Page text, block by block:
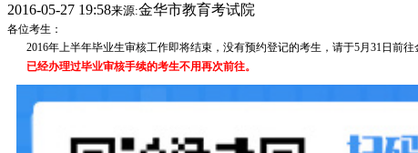
2016-05-27 19:58来源:金华市教育考试院
各位考生：
2016年上半年毕业生审核工作即将结束，没有预约登记的考生，请于5月31日前往
已经办理过毕业审核手续的考生不用再次前往。